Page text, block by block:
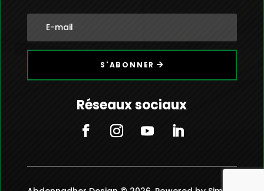
S'ABONNER
Réseaux sociaux